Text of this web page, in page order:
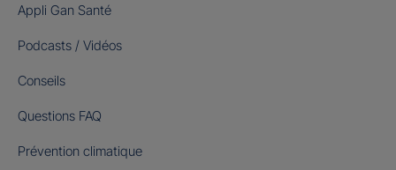
Appli Gan Santé
Podcasts / Vidéos
Conseils
Questions FAQ
Prévention climatique